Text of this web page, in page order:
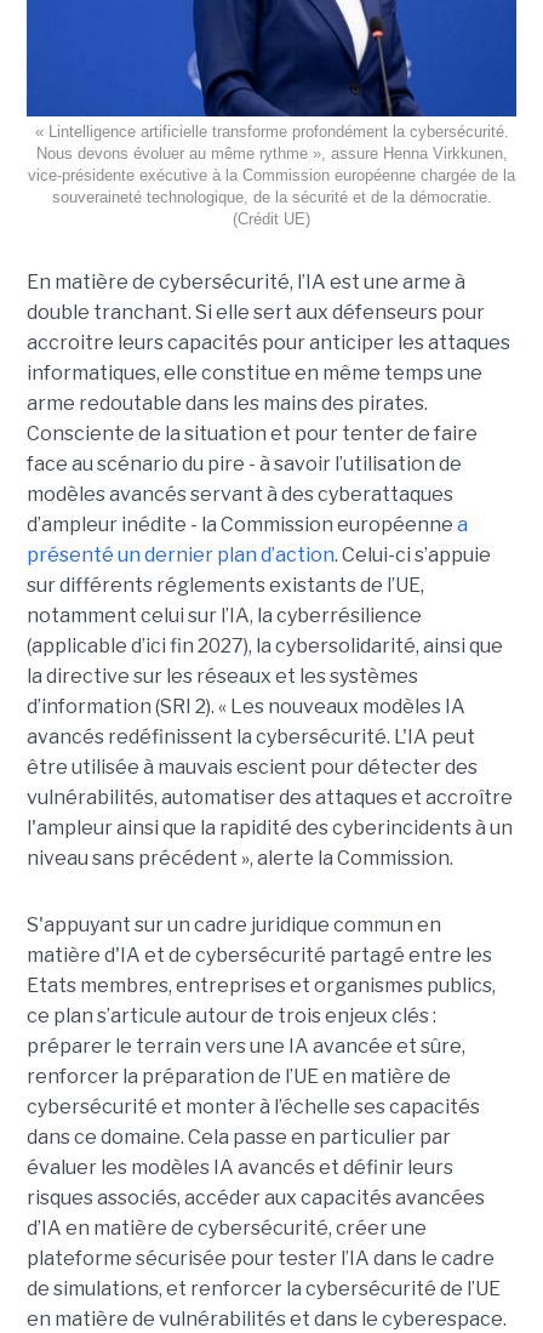
« Lintelligence artificielle transforme profondément la cybersécurité.
Nous devons évoluer au même rythme », assure Henna Virkkunen,
vice-présidente exécutive à la Commission européenne chargée de la
souveraineté technologique, de la sécurité et de la démocratie.
(Crédit UE)
En matière de cybersécurité, l’IA est une arme à
double tranchant. Si elle sert aux défenseurs pour
accroitre leurs capacités pour anticiper les attaques
informatiques, elle constitue en même temps une
arme redoutable dans les mains des pirates.
Consciente de la situation et pour tenter de faire
face au scénario du pire - à savoir l’utilisation de
modèles avancés servant à des cyberattaques
d’ampleur inédite - la Commission européenne a
présenté un dernier plan d’action. Celui-ci s’appuie
sur différents réglements existants de l’UE,
notamment celui sur l’IA, la cyberrésilience
(applicable d’ici fin 2027), la cybersolidarité, ainsi que
la directive sur les réseaux et les systèmes
d’information (SRI 2). « Les nouveaux modèles IA
avancés redéfinissent la cybersécurité. L'IA peut
être utilisée à mauvais escient pour détecter des
vulnérabilités, automatiser des attaques et accroître
l'ampleur ainsi que la rapidité des cyberincidents à un
niveau sans précédent », alerte la Commission.
S'appuyant sur un cadre juridique commun en
matière d'IA et de cybersécurité partagé entre les
Etats membres, entreprises et organismes publics,
ce plan s’articule autour de trois enjeux clés :
préparer le terrain vers une IA avancée et sûre,
renforcer la préparation de l’UE en matière de
cybersécurité et monter à l’échelle ses capacités
dans ce domaine. Cela passe en particulier par
évaluer les modèles IA avancés et définir leurs
risques associés, accéder aux capacités avancées
d’IA en matière de cybersécurité, créer une
plateforme sécurisée pour tester l’IA dans le cadre
de simulations, et renforcer la cybersécurité de l’UE
en matière de vulnérabilités et dans le cyberespace.